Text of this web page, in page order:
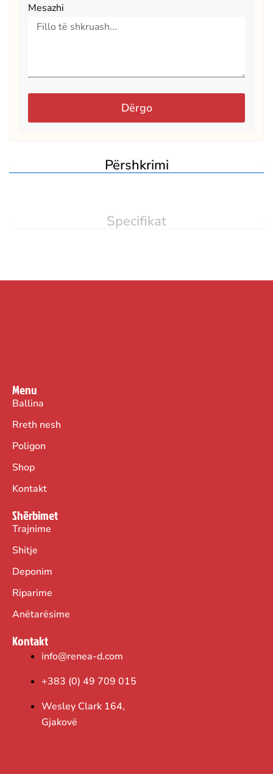
Mesazhi
Dërgo
Përshkrimi
Specifikat
Menu
Ballina
Rreth nesh
Poligon
Shop
Kontakt
Shërbimet
Trajnime
Shitje
Deponim
Riparime
Anëtarësime
Kontakt
info@renea-d.com
+383 (0) 49 709 015
Wesley Clark 164,
Gjakovë